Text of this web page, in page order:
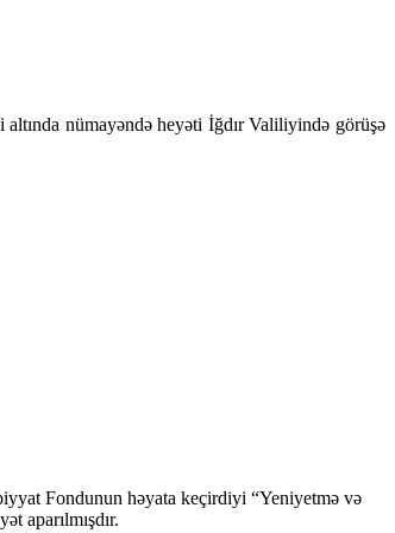
nümayəndə heyəti İğdır Valiliyində görüşə
Fondunun həyata keçirdiyi “Yeniyetmə və
aparılmışdır.